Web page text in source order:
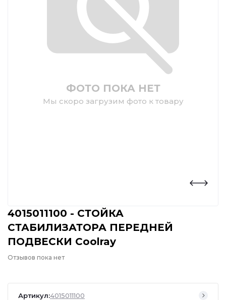
ФОТО ПОКА НЕТ
Мы скоро загрузим фото к товару
4015011100 - СТОЙКА
СТАБИЛИЗАТОРА ПЕРЕДНЕЙ
ПОДВЕСКИ Coolray
Отзывов пока нет
Артикул:4015011100